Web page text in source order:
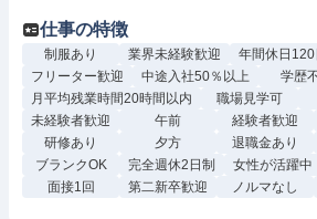
仕事の特徴
制服あり 業界未経験歓迎
年間休日120
フリーター歓迎
中途入社50％以上 学歴
月平均残業時間20時間以内
職場見学可
未経験者歓迎
午前 経験者歓迎
研修あり
夕方 退職金あり
ブランクOK
完全週休2日制 女性が活躍中
面接1回
第二新卒歓迎 ノルマなし